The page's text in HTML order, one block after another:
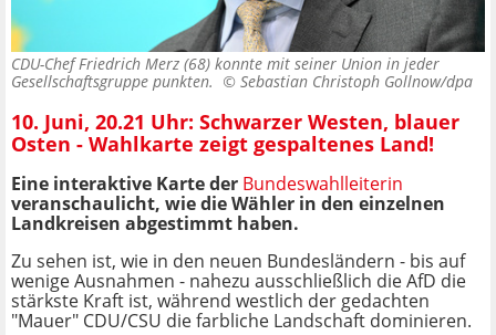
CDU-Chef Friedrich Merz (68) konnte mit seiner Union in jeder
Gesellschaftsgruppe punkten. © Sebastian Christoph Gollnow/dpa
10. Juni, 20.21 Uhr: Schwarzer Westen, blauer
Osten - Wahlkarte zeigt gespaltenes Land!
Eine interaktive Karte der Bundeswahlleiterin
veranschaulicht, wie die Wähler in den einzelnen
Landkreisen abgestimmt haben.
Zu sehen ist, wie in den neuen Bundesländern - bis auf
wenige Ausnahmen - nahezu ausschließlich die AfD die
stärkste Kraft ist, während westlich der gedachten
"Mauer" CDU/CSU die farbliche Landschaft dominieren.